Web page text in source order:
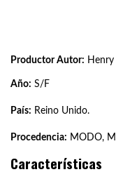
Productor Autor:
Año: S/F
País: Reino Unido.
Procedencia: MODO,
Características